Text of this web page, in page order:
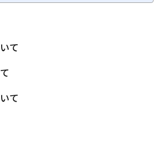
て
て